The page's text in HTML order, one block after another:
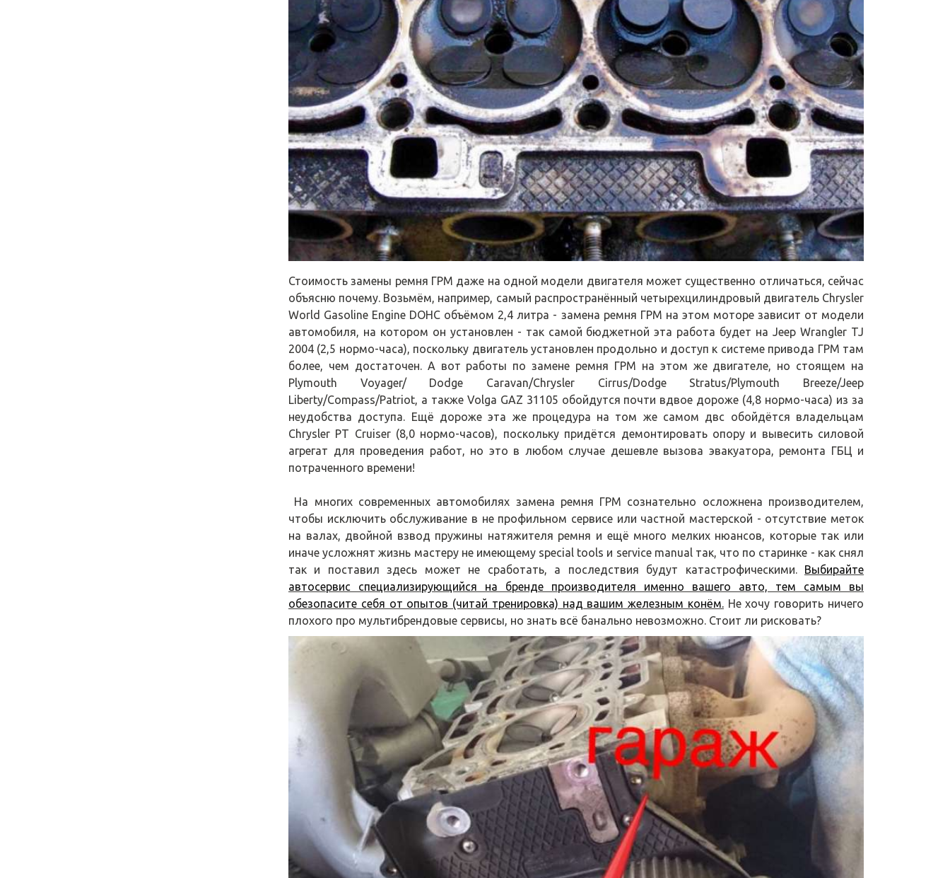
Стоимость замены ремня ГРМ даже на одной модели двигателя может существенно отличаться, сейчас
объясню почему. Возьмём, например, самый распространённый четырехцилиндровый двигатель Chrysler
World Gasoline Engine DOHC объёмом 2,4 литра - замена ремня ГРМ на этом моторе зависит от модели
автомобиля, на котором он установлен - так самой бюджетной эта работа будет на Jeep Wrangler TJ
2004 (2,5 нормо-часа), поскольку двигатель установлен продольно и доступ к системе привода ГРМ там
более, чем достаточен. А вот работы по замене ремня ГРМ на этом же двигателе, но стоящем на
Plymouth Voyager/ Dodge Caravan/Chrysler Cirrus/Dodge Stratus/Plymouth Breeze/Jeep
Liberty/Compass/Patriot, а также Volga GAZ 31105 обойдутся почти вдвое дороже (4,8 нормо-часа) из за
неудобства доступа. Ещё дороже эта же процедура на том же самом двс обойдётся владельцам
Chrysler PT Cruiser (8,0 нормо-часов), поскольку придётся демонтировать опору и вывесить силовой
агрегат для проведения работ, но это в любом случае дешевле вызова эвакуатора, ремонта ГБЦ и
потраченного времени!
На многих современных автомобилях замена ремня ГРМ сознательно осложнена производителем,
чтобы исключить обслуживание в не профильном сервисе или частной мастерской - отсутствие меток
на валах, двойной взвод пружины натяжителя ремня и ещё много мелких нюансов, которые так или
иначе усложнят жизнь мастеру не имеющему special tools и service manual так, что по старинке - как снял
так и поставил здесь может не сработать, а последствия будут катастрофическими. Выбирайте
автосервис специализирующийся на бренде производителя именно вашего авто, тем самым вы
обезопасите себя от опытов (читай тренировка) над вашим железным конём.Не хочу говорить ничего
плохого про мультибрендовые сервисы, но знать всё банально невозможно. Стоит ли рисковать?